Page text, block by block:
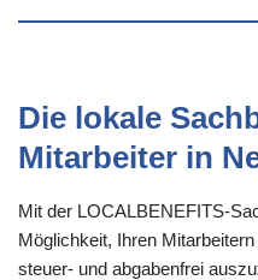
Die lokale
Mitarbeiter in
Mit der LOCALBENEFITS-
Möglichkeit, Ihren
steuer- und abgabenfrei